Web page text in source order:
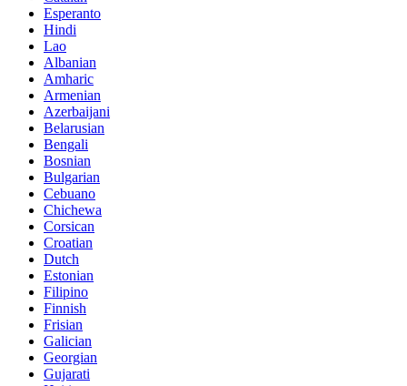
Esperanto
Hindi
Lao
Albanian
Amharic
Armenian
Azerbaijani
Belarusian
Bengali
Bosnian
Bulgarian
Cebuano
Chichewa
Corsican
Croatian
Dutch
Estonian
Filipino
Finnish
Frisian
Galician
Georgian
Gujarati